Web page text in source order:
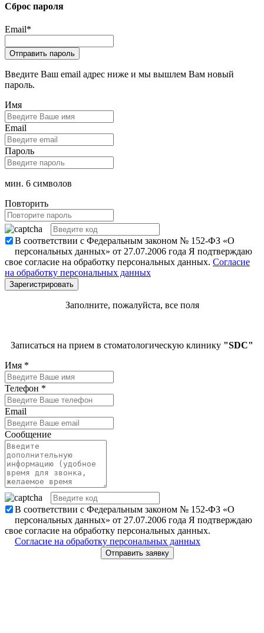
Сброс пароля
Email*
Введите Ваш email адрес ниже и мы вышлем Вам новый
пароль.
Имя
Email
Пароль
мин. 6 символов
Повторить
В соответствии с Федеральным законом № 152-ФЗ «О
персональных данных» от 27.07.2006 года Я подтверждаю
свое согласие на обработку персональных данных. Согласие
на обработку персональных данных
Заполните, пожалуйста, все поля
Записаться на прием в стоматологическую клинику "SDC"
Имя *
Телефон *
Email
Сообщение
В соответствии с Федеральным законом № 152-ФЗ «О
персональных данных» от 27.07.2006 года Я подтверждаю
свое согласие на обработку персональных данных.
Согласие на обработку персональных данных